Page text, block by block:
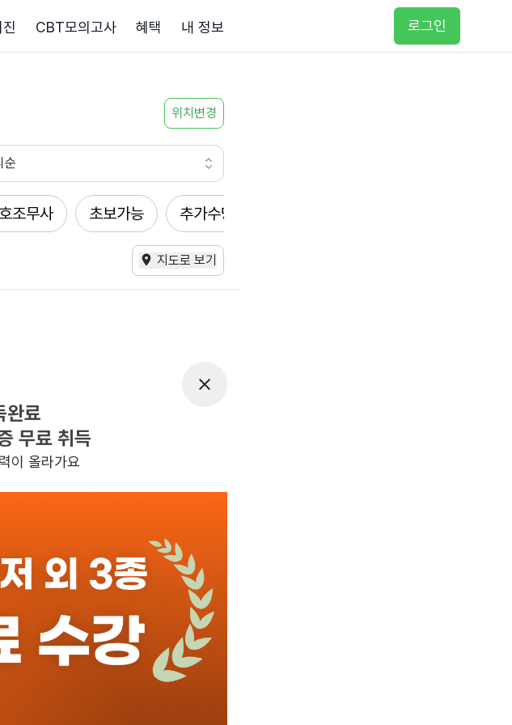
CBT모의고사 혜택 내 정보 로그인
위치변경
순
조무사 초보가능 추가수당
지도로 보기
없습니다
되겠습니다.
완료
무료 취득
이 올라가요